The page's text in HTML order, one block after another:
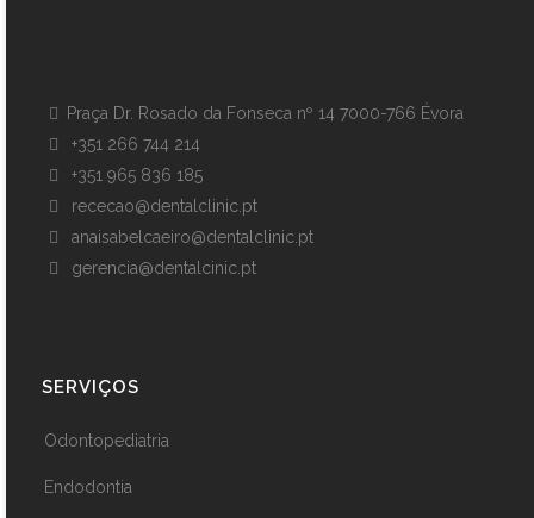
Praça Dr. Rosado da Fonseca nº 14 7000-766 Évora
+351 266 744 214
+351 965 836 185
rececao@dentalclinic.pt
anaisabelcaeiro@dentalclinic.pt
gerencia@dentalcinic.pt
SERVIÇOS
Odontopediatria
Endodontia